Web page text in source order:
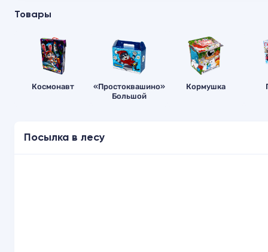
Товары
Космонавт
«Простоквашино»
Большой
Кормушка
Посылка в лесу